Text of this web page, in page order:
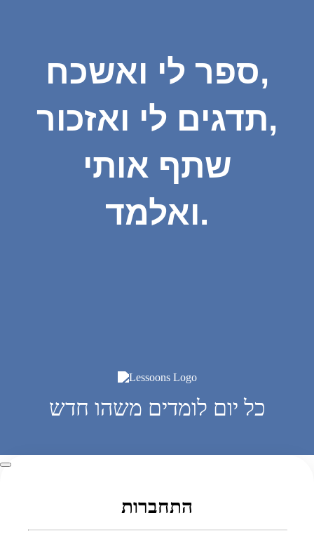
ספר לי ואשכח,
תדגים לי ואזכור,
שתף אותי
ואלמד.
כל יום לומדים משהו חדש
התחברות